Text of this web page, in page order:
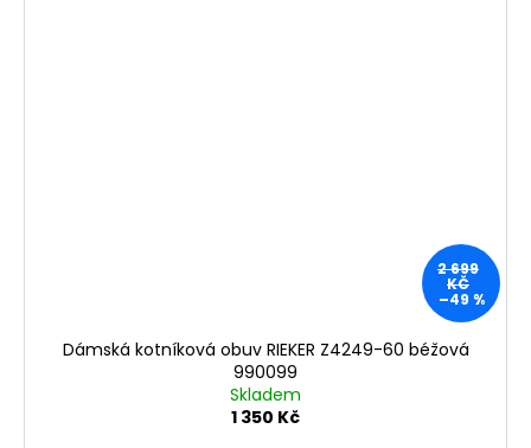
2 699
KČ
–49 %
Dámská kotníková obuv RIEKER Z4249-60 béžová
990099
Skladem
1 350 Kč